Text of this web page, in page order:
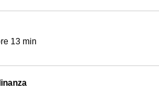
13 min